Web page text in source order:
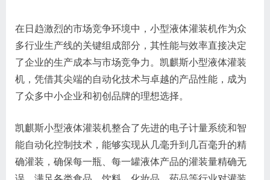
在日趋激烈的市场竞争环境中，小型液体灌装机作为众
多行业生产线的关键组成部分，其性能与效率直接决定
了企业的生产成本与市场竞争力。凯麒斯小型液体灌装
机，凭借其尖端的自动化技术与卓越的产品性能，成为
了众多中小企业和初创品牌的理想选择。
凯麒斯小型液体灌装机整合了先进的电子计量系统和智
能自动化控制技术，能够实现从几毫升到几百毫升的精
确灌装，确保每一瓶、每一罐液体产品的灌装量精确无